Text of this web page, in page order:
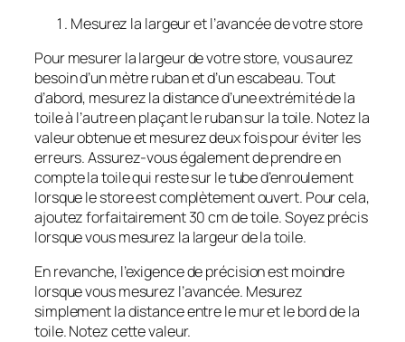
Mesurez la largeur et l’avancée de votre store
Pour mesurer la largeur de votre store, vous aurez
besoin d’un mètre ruban et d’un escabeau. Tout
d’abord, mesurez la distance d’une extrémité de la
toile à l’autre en plaçant le ruban sur la toile. Notez la
valeur obtenue et mesurez deux fois pour éviter les
erreurs. Assurez-vous également de prendre en
compte la toile qui reste sur le tube d’enroulement
lorsque le store est complètement ouvert. Pour cela,
ajoutez forfaitairement 30 cm de toile. Soyez précis
lorsque vous mesurez la largeur de la toile.
En revanche, l’exigence de précision est moindre
lorsque vous mesurez l’avancée. Mesurez
simplement la distance entre le mur et le bord de la
toile. Notez cette valeur.